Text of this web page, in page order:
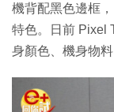
機背配黑色邊框
特色。日前 Pixel
身顏色、機身物